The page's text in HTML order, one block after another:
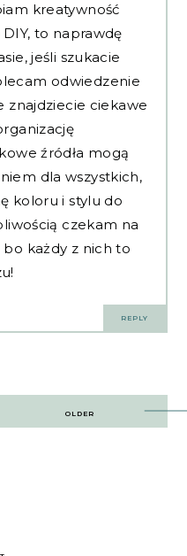
kreatywność
to naprawdę
jeśli szukacie
odwiedzenie
znajdziecie ciekawe
źródła mogą
dla wszystkich,
koloru i stylu do
czekam na
każdy z nich to
REPLY
OLDER